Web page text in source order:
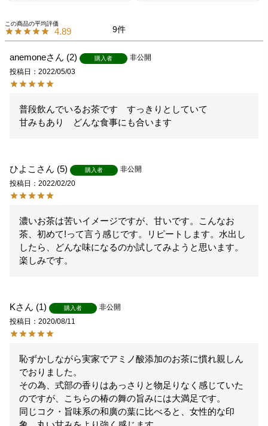
4.89 9
anemone 2 購入者
非公開
投稿日
2022/05/03
普段飲んでいるお茶です　すっきりとしていて
甘みもあり　どんな食事にも合います
ひよこ 5 購入者
非公開
投稿日
2022/02/20
濃いお茶は苦いイメージですが、甘いです。こんなお
茶、初めて!って言う感じです。リピートします。水出し
したら、どんな味になるのか試してみようと思います。
楽しみです。
K 1 購入者
非公開
投稿日
2020/08/11
恥ずかしながら実家でアミノ酸添加のお茶に慣れ親しん
でおりました。
その為、式部の香りはあっさりと物足りなく感じていた
のですが、こちらの椿の舞の旨みには大満足です。
同じコク・旨味系の和廣の葉に比べると、女性的な印